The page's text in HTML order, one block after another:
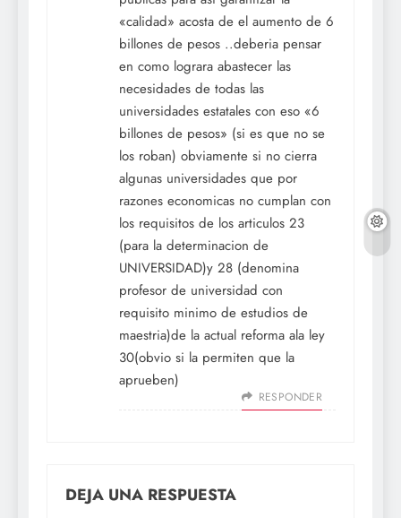
«calidad» acosta de el aumento de 6
billones de pesos ..deberia pensar
en como lograra abastecer las
necesidades de todas las
universidades estatales con eso «6
billones de pesos» (si es que no se
los roban) obviamente si no cierra
algunas universidades que por
razones economicas no cumplan con
los requisitos de los articulos 23
(para la determinacion de
UNIVERSIDAD)y 28 (denomina
profesor de universidad con
requisito minimo de estudios de
maestria)de la actual reforma ala ley
30(obvio si la permiten que la
aprueben)
RESPONDER
DEJA UNA RESPUESTA